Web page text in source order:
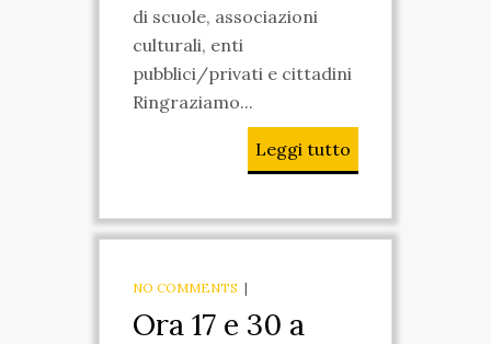
di scuole, associazioni
culturali, enti
pubblici/privati e cittadini
Ringraziamo...
Leggi tutto
NO COMMENTS |
Ora 17 e 30 a